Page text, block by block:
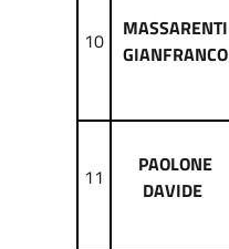
10
MASSARENTI
GIANFRANCO
11
PAOLONE
DAVIDE